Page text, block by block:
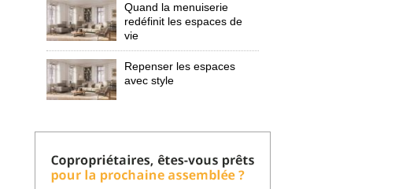
Quand la menuiserie
redéfinit les espaces de
vie
Repenser les espaces
avec style